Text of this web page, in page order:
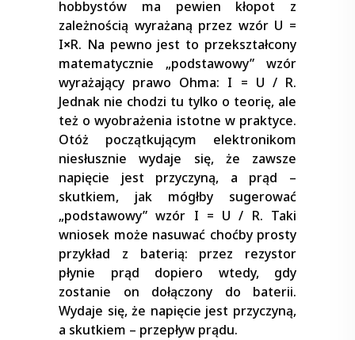
hobbystów ma pewien kłopot z
zależnością wyrażaną przez wzór U =
I×R. Na pewno jest to przekształcony
matematycznie „podstawowy” wzór
wyrażający prawo Ohma: I = U / R.
Jednak nie chodzi tu tylko o teorię, ale
też o wyobrażenia istotne w praktyce.
Otóż początkującym elektronikom
niesłusznie wydaje się, że zawsze
napięcie jest przyczyną, a prąd –
skutkiem, jak mógłby sugerować
„podstawowy” wzór I = U / R. Taki
wniosek może nasuwać choćby prosty
przykład z baterią: przez rezystor
płynie prąd dopiero wtedy, gdy
zostanie on dołączony do baterii.
Wydaje się, że napięcie jest przyczyną,
a skutkiem – przepływ prądu.